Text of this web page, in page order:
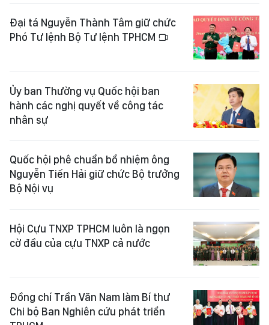
Đại tá Nguyễn Thành Tâm giữ chức
Phó Tư lệnh Bộ Tư lệnh TPHCM
Ủy ban Thường vụ Quốc hội ban
hành các nghị quyết về công tác
nhân sự
Quốc hội phê chuẩn bổ nhiệm ông
Nguyễn Tiến Hải giữ chức Bộ trưởng
Bộ Nội vụ
Hội Cựu TNXP TPHCM luôn là ngọn
cờ đầu của cựu TNXP cả nước
Đồng chí Trần Văn Nam làm Bí thư
Chi bộ Ban Nghiên cứu phát triển